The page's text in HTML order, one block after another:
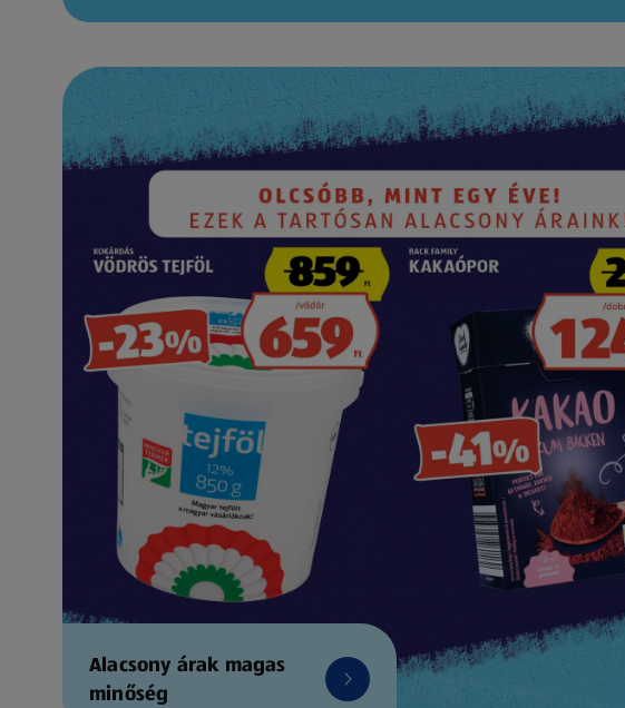
Alacsony árak magas
minőség